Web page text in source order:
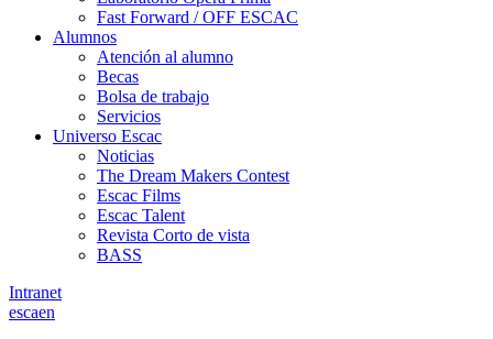
Fast Forward / OFF ESCAC
Alumnos
Atención al alumno
Becas
Bolsa de trabajo
Servicios
Universo Escac
Noticias
The Dream Makers Contest
Escac Films
Escac Talent
Revista Corto de vista
BASS
Intranet
escaen